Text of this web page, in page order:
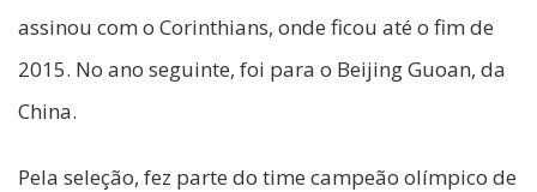
assinou com o Corinthians, onde ficou até o fim de
2015. No ano seguinte, foi para o Beijing Guoan, da
China.
Pela seleção, fez parte do time campeão olímpico de